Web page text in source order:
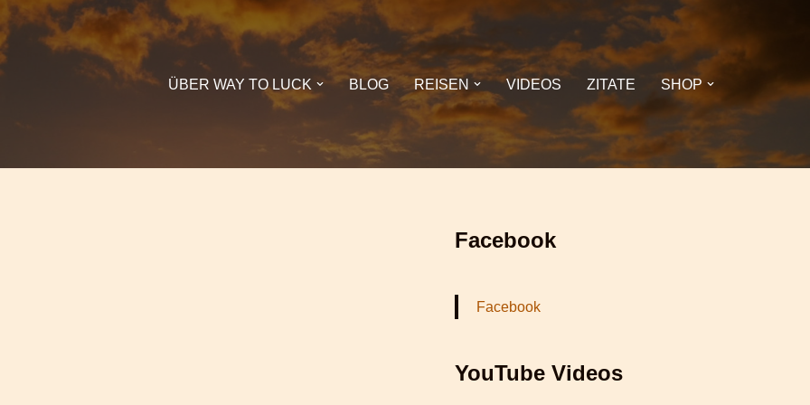
ÜBER WAY TO LUCK BLOG REISEN VIDEOS ZITATE SHOP
Facebook
Facebook
YouTube Videos